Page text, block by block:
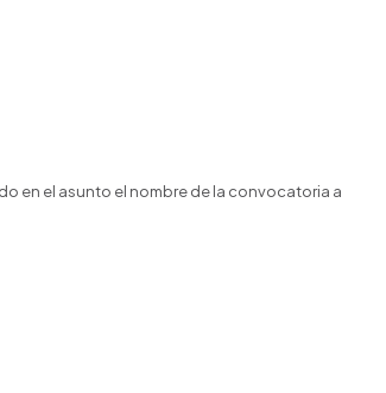
en el asunto el nombre de la convocatoria a